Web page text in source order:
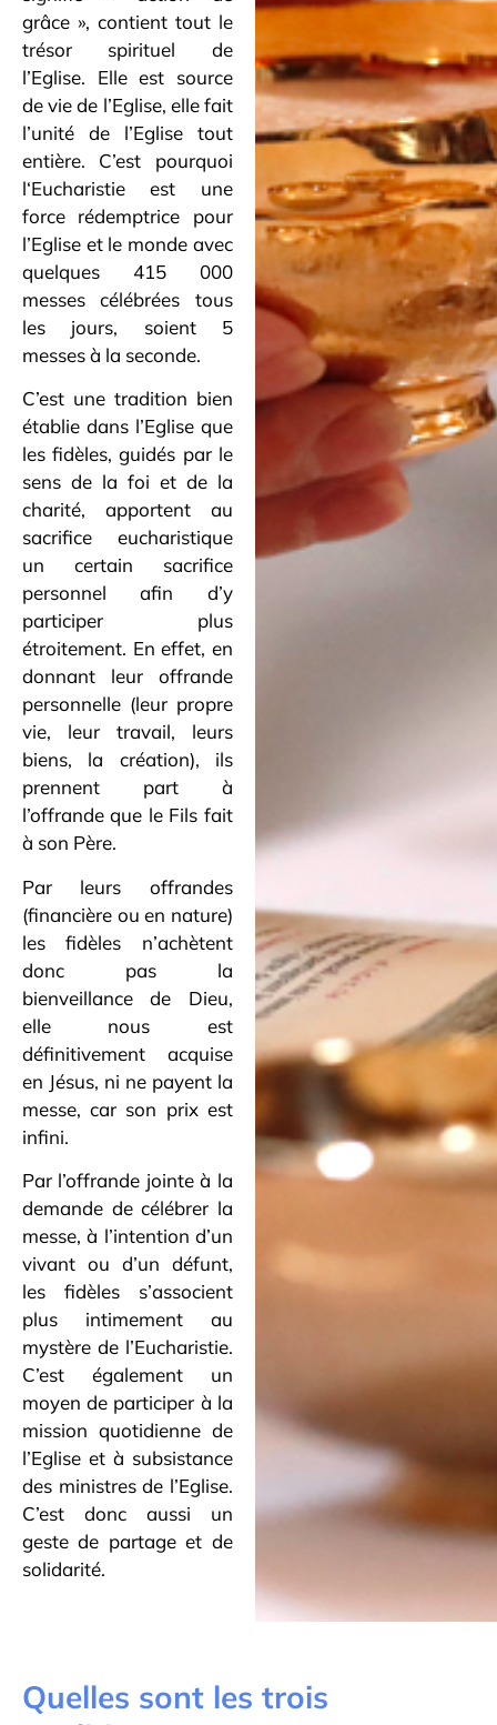
grâce », contient tout le
trésor spirituel de
l’Eglise. Elle est source
de vie de l’Eglise, elle fait
l’unité de l’Eglise tout
entière. C’est pourquoi
l‘Eucharistie est une
force rédemptrice pour
l’Eglise et le monde avec
quelques 415 000
messes célébrées tous
les jours, soient 5
messes à la seconde.
C’est une tradition bien
établie dans l’Eglise que
les fidèles, guidés par le
sens de la foi et de la
charité, apportent au
sacrifice eucharistique
un certain sacrifice
personnel afin d’y
participer plus
étroitement. En effet, en
donnant leur offrande
personnelle (leur propre
vie, leur travail, leurs
biens, la création), ils
prennent part à
l’offrande que le Fils fait
à son Père.
Par leurs offrandes
(financière ou en nature)
les fidèles n’achètent
donc pas la
bienveillance de Dieu,
elle nous est
définitivement acquise
en Jésus, ni ne payent la
messe, car son prix est
infini.
Par l’offrande jointe à la
demande de célébrer la
messe, à l’intention d’un
vivant ou d’un défunt,
les fidèles s’associent
plus intimement au
mystère de l’Eucharistie.
C’est également un
moyen de participer à la
mission quotidienne de
l’Eglise et à subsistance
des ministres de l’Eglise.
C’est donc aussi un
geste de partage et de
solidarité.
Quelles sont les trois